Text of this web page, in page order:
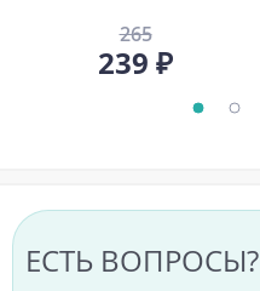
265
239 ₽
ЕСТЬ ВОПРОСЫ?